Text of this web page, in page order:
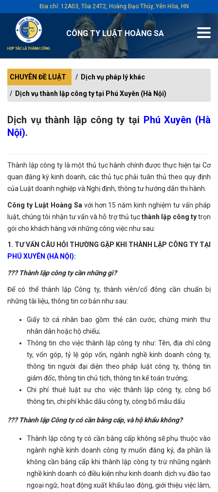
CÔNG TY LUẬT HOÀNG SA
Địa chỉ: 12A03, Tòa 24T2, Hoàng Đạo Thúy, Yên Hòa, HN
CHUYÊN ĐỀ LUẬT Dịch vụ pháp lý khác
Dịch vụ thành lập công ty tại Phú Xuyên (Hà Nội)
Dịch vụ thành lập công ty tại Phú Xuyên (Hà
Nội).
Thành lập công ty là một thủ tục hành chính được thực hiện tại Cơ
quan đăng ký kinh doanh, các thủ tục phải tuân thủ theo quy định
của Luật doanh nghiệp và Nghị định, thông tư hướng dẫn thi hành.
Công ty Luật Hoàng Sa với hơn 15 năm kinh nghiệm tư vấn pháp
luật, chúng tôi nhận tư vấn và hỗ trợ thủ tụcthành lập công tytrọn
gói cho khách hàng với những công việc như sau:
1. TƯ VẤN CÂU HỎI THƯỜNG GẶP KHI THÀNH LẬP CÔNG TY TẠI
PHÚ XUYÊN (HÀ NỘI):
??? Thành lập công ty cần những gì?
Để có thể thành lập Công ty, thành viên/cổ đông cần chuẩn bị
những tài liệu, thông tin cơ bản như sau:
Giấy tờ cá nhân bao gồm thẻ căn cước, chứng minh thư
nhân dân hoặc hộ chiếu;
Thông tin cho việc thành lập công ty như: Tên, địa chỉ công
ty, vốn góp, tỷ lệ góp vốn, ngành nghề kinh doanh công ty,
thông tin người đại diện theo pháp luật công ty, thông tin
giám đốc, thông tin chủ tịch, thông tin kế toán trưởng;
Chi phí thuê luật sư cho việc thành lập công ty, công bố
thông tin, chi phí khắc dấu công ty, công bố mẫu dấu
??? Thành lập Công ty có cần bằng cấp, và hộ khẩu không?
Thành lập công ty có cần bằng cấp không sẽ phụ thuộc vào
ngành nghề kinh doanh công ty muốn đăng ký, đa phần là
không cần bằng cấp khi thành lập công ty trừ những ngành
nghề kinh doanh có điều kiện như kinh doanh dịch vụ đào tạo
ngoại ngữ, hoạt động xuất khẩu lao động, giới thiệu việc làm,